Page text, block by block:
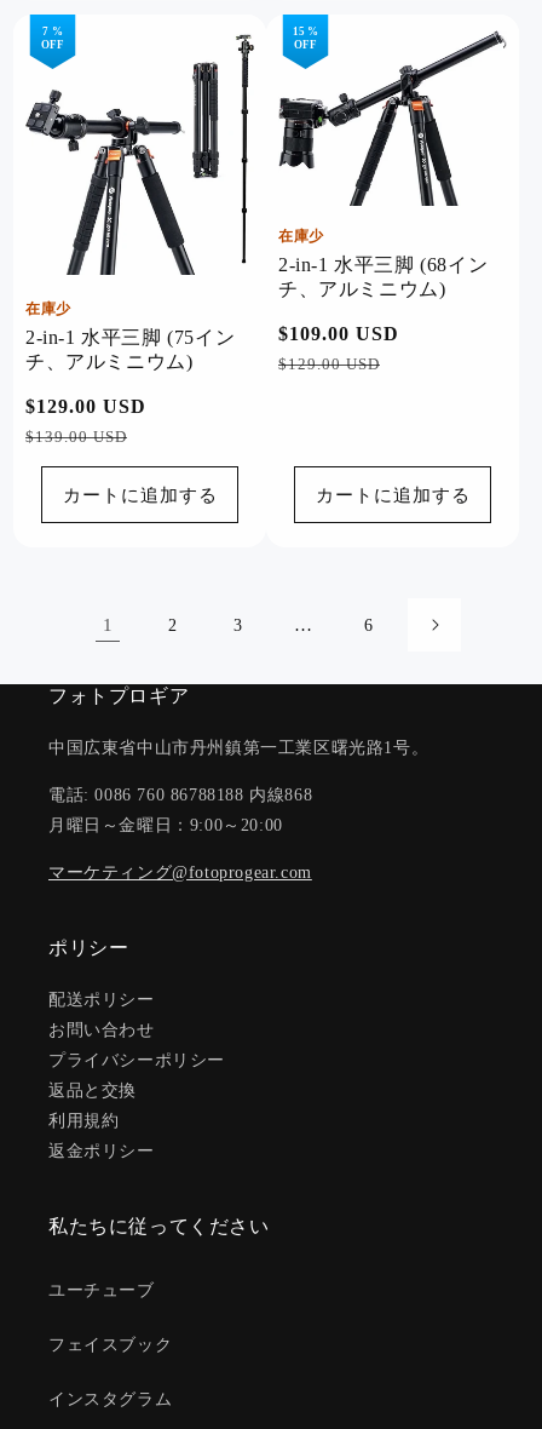
7 %
OFF
在庫少
2-in-1 水平三脚 (75イン
チ、アルミニウム)
通
常
価
$129.00 USD
ル
価
格
$139.00 USD
カートに追加する
15 %
OFF
在庫少
2-in-1 水平三脚 (68イン
チ、アルミニウム)
通
常
$109.00 USD
$129.00 USD
カートに追加する
1 2 3 … 6
フォトプロギア
中国広東省中山市丹州鎮第一工業区曙光路1号。
電話: 0086 760 86788188 内線868
月曜日～金曜日：9:00～20:00
マーケティング@fotoprogear.com
ポリシー
配送ポリシー
お問い合わせ
プライバシーポリシー
返品と交換
利用規約
返金ポリシー
私たちに従ってください
ユーチューブ
フェイスブック
インスタグラム